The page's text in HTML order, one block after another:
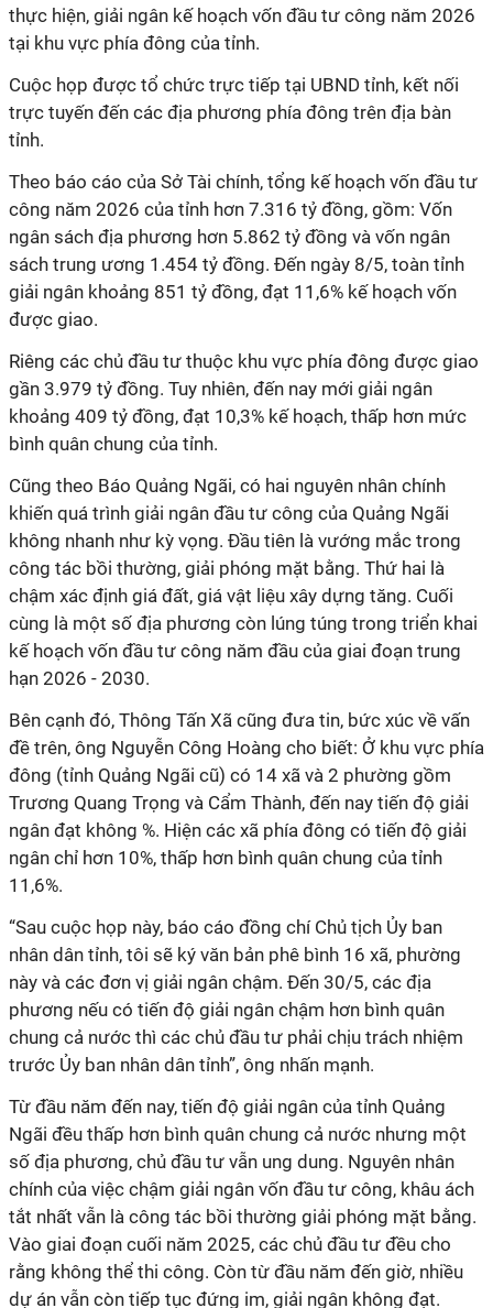
thực hiện, giải ngân kế hoạch vốn đầu tư công năm 2026
tại khu vực phía đông của tỉnh.
Cuộc họp được tổ chức trực tiếp tại UBND tỉnh, kết nối
trực tuyến đến các địa phương phía đông trên địa bàn
tỉnh.
Theo báo cáo của Sở Tài chính, tổng kế hoạch vốn đầu tư
công năm 2026 của tỉnh hơn 7.316 tỷ đồng, gồm: Vốn
ngân sách địa phương hơn 5.862 tỷ đồng và vốn ngân
sách trung ương 1.454 tỷ đồng. Đến ngày 8/5, toàn tỉnh
giải ngân khoảng 851 tỷ đồng, đạt 11,6% kế hoạch vốn
được giao.
Riêng các chủ đầu tư thuộc khu vực phía đông được giao
gần 3.979 tỷ đồng. Tuy nhiên, đến nay mới giải ngân
khoảng 409 tỷ đồng, đạt 10,3% kế hoạch, thấp hơn mức
bình quân chung của tỉnh.
Cũng theo Báo Quảng Ngãi, có hai nguyên nhân chính
khiến quá trình giải ngân đầu tư công của Quảng Ngãi
không nhanh như kỳ vọng. Đầu tiên là vướng mắc trong
công tác bồi thường, giải phóng mặt bằng. Thứ hai là
chậm xác định giá đất, giá vật liệu xây dựng tăng. Cuối
cùng là một số địa phương còn lúng túng trong triển khai
kế hoạch vốn đầu tư công năm đầu của giai đoạn trung
hạn 2026 - 2030.
Bên cạnh đó, Thông Tấn Xã cũng đưa tin, bức xúc về vấn
đề trên, ông Nguyễn Công Hoàng cho biết: Ở khu vực phía
đông (tỉnh Quảng Ngãi cũ) có 14 xã và 2 phường gồm
Trương Quang Trọng và Cẩm Thành, đến nay tiến độ giải
ngân đạt không %. Hiện các xã phía đông có tiến độ giải
ngân chỉ hơn 10%, thấp hơn bình quân chung của tỉnh
11,6%.
“Sau cuộc họp này, báo cáo đồng chí Chủ tịch Ủy ban
nhân dân tỉnh, tôi sẽ ký văn bản phê bình 16 xã, phường
này và các đơn vị giải ngân chậm. Đến 30/5, các địa
phương nếu có tiến độ giải ngân chậm hơn bình quân
chung cả nước thì các chủ đầu tư phải chịu trách nhiệm
trước Ủy ban nhân dân tỉnh”, ông nhấn mạnh.
Từ đầu năm đến nay, tiến độ giải ngân của tỉnh Quảng
Ngãi đều thấp hơn bình quân chung cả nước nhưng một
số địa phương, chủ đầu tư vẫn ung dung. Nguyên nhân
chính của việc chậm giải ngân vốn đầu tư công, khâu ách
tắt nhất vẫn là công tác bồi thường giải phóng mặt bằng.
Vào giai đoạn cuối năm 2025, các chủ đầu tư đều cho
rằng không thể thi công. Còn từ đầu năm đến giờ, nhiều
dự án vẫn còn tiếp tục đứng im, giải ngân không đạt.